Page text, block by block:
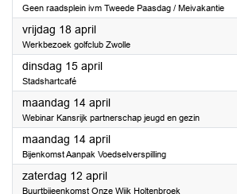
Geen raadsplein ivm Tweede Paasdag / Meivakantie
vrijdag 18 april2025
Werkbezoek golfclub Zwolle
dinsdag 15 april2025
Stadshartcafé
maandag 14 april2025
Webinar Kansrijk partnerschap jeugd en gezin
maandag 14 april2025
Bijenkomst Aanpak Voedselverspilling
zaterdag 12 april2025
Buurtbijeenkomst Onze Wijk Holtenbroek